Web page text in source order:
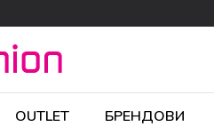
OUTLET БРЕНДОВИ